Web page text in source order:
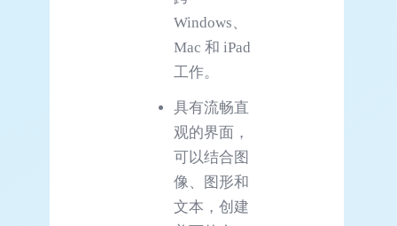
Windows、
Mac 和 iPad
工作。
具有流畅直
观的界面，
可以结合图
像、图形和
文本，创建